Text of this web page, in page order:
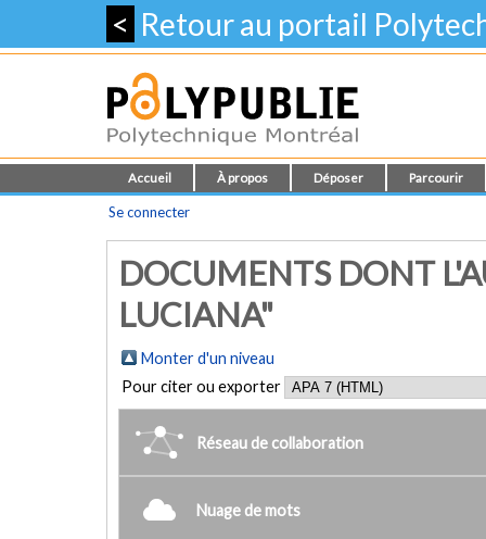
< Retour au portail
Accueil À propos Déposer Parcourir
Se connecter
DOCUMENTS DONT
LUCIANA"
Monter d'un niveau
Pour citer ou exporter
Réseau de collaboration
Nuage de mots